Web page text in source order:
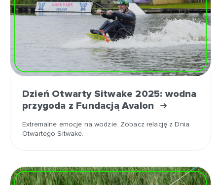
Dzień Otwarty Sitwake 2025: wodna
przygoda z Fundacją Avalon
Extremalne emocje na wodzie. Zobacz relację z Dnia
Otwartego Sitwake.